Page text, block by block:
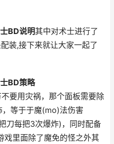
BD说明其中对术士进行了
装,接下来就让大家一起了
BD策略
要用灾祸，那个面板需要除
等于于魔(mo)法伤害
刀每把3次爆炸)，同时配备
戏里面除了魔免的怪之外其